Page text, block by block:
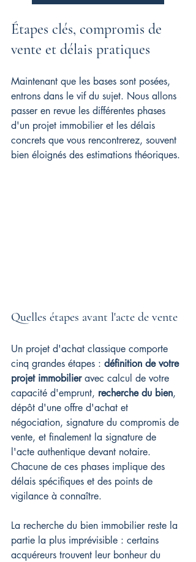
Étapes clés, compromis de
vente et délais pratiques
Maintenant que les bases sont posées,
entrons dans le vif du sujet. Nous allons
passer en revue les différentes phases
d'un projet immobilier et les délais
concrets que vous rencontrerez, souvent
bien éloignés des estimations théoriques.
Quelles étapes avant l'acte de vente
Un projet d'achat classique comporte
cinq grandes étapes : définition de votre
projet immobilier avec calcul de votre
capacité d'emprunt, recherche du bien,
dépôt d'une offre d'achat et
négociation, signature du compromis de
vente, et finalement la signature de
l'acte authentique devant notaire.
Chacune de ces phases implique des
délais spécifiques et des points de
vigilance à connaître.
La recherche du bien immobilier reste la
partie la plus imprévisible : certains
acquéreurs trouvent leur bonheur du